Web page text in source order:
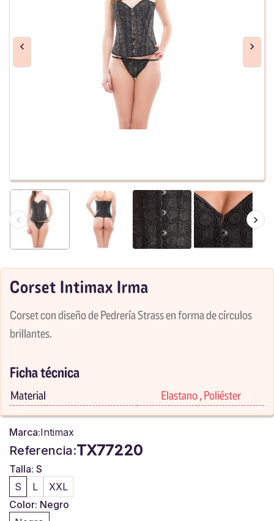
Corset Intimax Irma
Corset con diseño de Pedrería Strass en forma de círculos
brillantes.
Ficha técnica
Material Elastano , Poliéster
Marca:Intimax
Referencia:TX77220
Talla: S
S
L
XXL
Color: Negro